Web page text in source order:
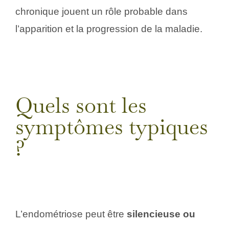
chronique jouent un rôle probable dans
l’apparition et la progression de la maladie.
Quels sont les
symptômes typiques
?
L’endométriose peut être silencieuse ou